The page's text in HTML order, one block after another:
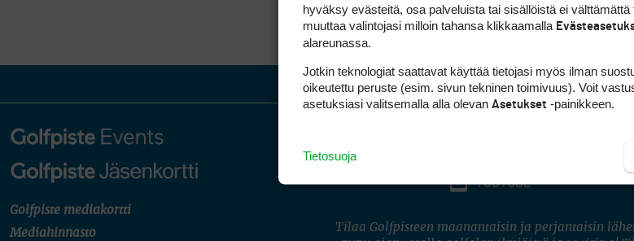
Golfpiste mediakortti
Mediahinnasto
YOUTUBE
Tilaa Golfpisteen maanantaisin ja perjantaisin
hyväksy evästeitä, osa palveluista tai sisällöistä ei välttämättä
muuttaa valintojasi milloin tahansa klikkaamalla
alareunassa.
Jotkin teknologiat saattavat käyttää tietojasi myös ilman
oikeutettu peruste (esim. sivun tekninen toimivuus). Voit
asetuksiasi valitsemalla alla olevan Asetukset -painikkeen.
Tietosuoja